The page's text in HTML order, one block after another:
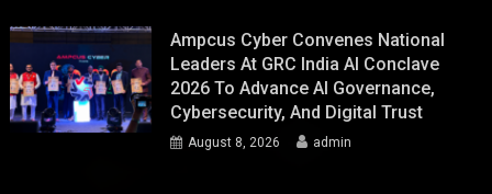
Ampcus Cyber Convenes National
Leaders At GRC India AI Conclave
2026 To Advance AI Governance,
Cybersecurity, And Digital Trust
August 8, 2026 admin